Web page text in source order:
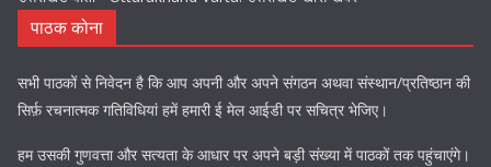
पाठक कोना
सभी पाठकों से निवेदन है कि आप अपनी और अपने संगठन अथवा संस्थान/प्रतिष्ठान की
सिर्फ़ रचनात्मक गतिविधियां हमें हमारी ई मेल आईडी पर सचित्र भेजिए।
हम उसकी गुणवत्ता और सत्यता के आधार पर अपने बड़ी संख्या में पाठकों तक पहुंचाएंगे।